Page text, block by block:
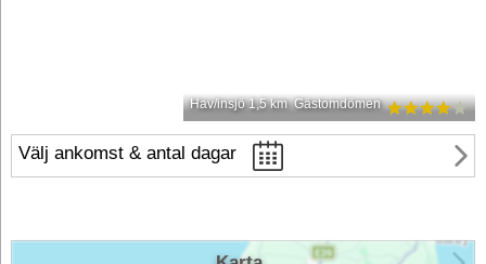
Hav/insjö 1,5 km Gästomdömen
Välj ankomst & antal dagar